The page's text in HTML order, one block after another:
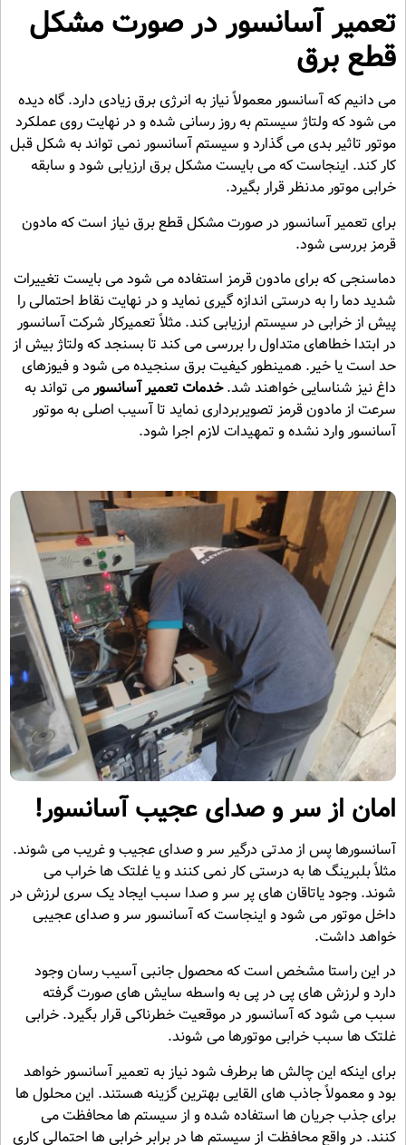
تعمیر آسانسور در صورت مشکل
قطع برق
می دانیم که آسانسور معمولاً نیاز به انرژی برق زیادی دارد. گاه دیده
می شود که ولتاژ سیستم به روز رسانی شده و در نهایت روی عملکرد
موتور تاثیر بدی می گذارد و سیستم آسانسور نمی تواند به شکل قبل
کار کند. اینجاست که می بایست مشکل برق ارزیابی شود و سابقه
خرابی موتور مدنظر قرار بگیرد.
برای تعمیر آسانسور در صورت مشکل قطع برق نیاز است که مادون
قرمز بررسی شود.
دماسنجی که برای مادون قرمز استفاده می شود می بایست تغییرات
شدید دما را به درستی اندازه گیری نماید و در نهایت نقاط احتمالی را
پیش از خرابی در سیستم ارزیابی کند. مثلاً تعمیرکار شرکت آسانسور
در ابتدا خطاهای متداول را بررسی می کند تا بسنجد که ولتاژ بیش از
حد است یا خیر. همینطور کیفیت برق سنجیده می شود و فیوزهای
داغ نیز شناسایی خواهند شد.خدمات تعمیر آسانسورمی تواند به
سرعت از مادون قرمز تصویربرداری نماید تا آسیب اصلی به موتور
آسانسور وارد نشده و تمهیدات لازم اجرا شود.
امان از سر و صدای عجیب آسانسور!
آسانسورها پس از مدتی درگیر سر و صدای عجیب و غریب می شوند.
مثلاً بلبرینگ ها به درستی کار نمی کنند و یا غلتک ها خراب می
شوند. وجود یاتاقان های پر سر و صدا سبب ایجاد یک سری لرزش در
داخل موتور می شود و اینجاست که آسانسور سر و صدای عجیبی
خواهد داشت.
در این راستا مشخص است که محصول جانبی آسیب رسان وجود
دارد و لرزش های پی در پی به واسطه سایش های صورت گرفته
سبب می شود که آسانسور در موقعیت خطرناکی قرار بگیرد. خرابی
غلتک ها سبب خرابی موتورها می شوند.
برای اینکه این چالش ها برطرف شود نیاز به تعمیر آسانسور خواهد
بود و معمولاً جاذب های القایی بهترین گزینه هستند. این محلول ها
برای جذب جریان ها استفاده شده و از سیستم ها محافظت می
کنند. در واقع محافظت از سیستم ها در برابر خرابی ها احتمالی کاری